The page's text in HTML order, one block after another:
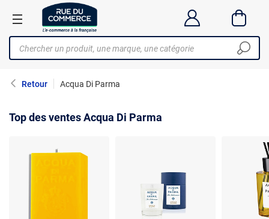
Retour Acqua Di Parma
Top des ventes Acqua Di Parma